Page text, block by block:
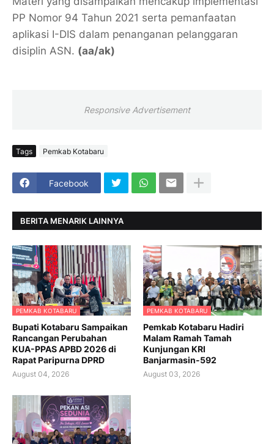
PP Nomor 94 Tahun 2021 serta pemanfaatan
aplikasi I-DIS dalam penanganan pelanggaran
disiplin ASN. (aa/ak)
Responsive Advertisement
Tags Pemkab Kotabaru
Facebook
BERITA MENARIK LAINNYA
PEMKAB KOTABARU
Bupati Kotabaru Sampaikan
Rancangan Perubahan
KUA-PPAS APBD 2026 di
Rapat Paripurna DPRD
August 04, 2026
PEMKAB KOTABARU
Pemkab Kotabaru Hadiri
Malam Ramah Tamah
Kunjungan KRI
Banjarmasin-592
August 03, 2026